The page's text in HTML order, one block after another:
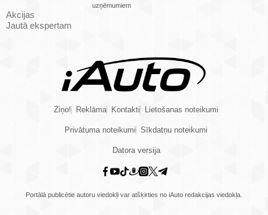
uzņēmumiem
Akcijas
Jautā ekspertam
Ziņo! Reklāma Kontakti Lietošanas noteikumi
Privātuma noteikumi Sīkdatņu noteikumi
Datora versija
Portālā publicētie autoru viedokļi var atšķirties no iAuto redakcijas viedokļa.